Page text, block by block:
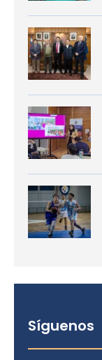
Síguenos